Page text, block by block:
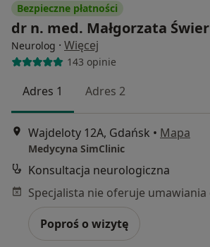
Bezpieczne płatności
dr n. med. Małgorzata
Neurolog · Więcej
143 opinie
Adres 1 Adres 2
Wajdeloty 12A, Gdańsk • Mapa
Medycyna SimClinic
Konsultacja neurologiczna
Poproś o wizytę